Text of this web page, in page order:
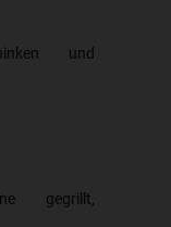
und
gegrillt,